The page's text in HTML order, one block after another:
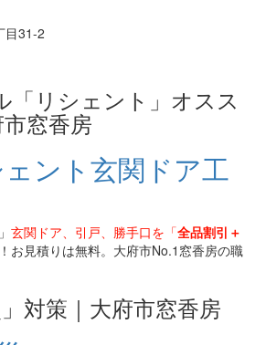
目31-2
「リシェント」オスス
窓香房
玄関ドア、引戸、勝手口を「全品割引＋
お見積りは無料。大府市No.1窓香房の職
」対策｜大府市窓香房